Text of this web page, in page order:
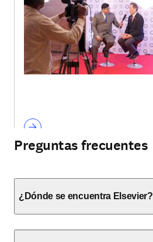
Preguntas frecuentes
¿Dónde se encuentra Elsevier?